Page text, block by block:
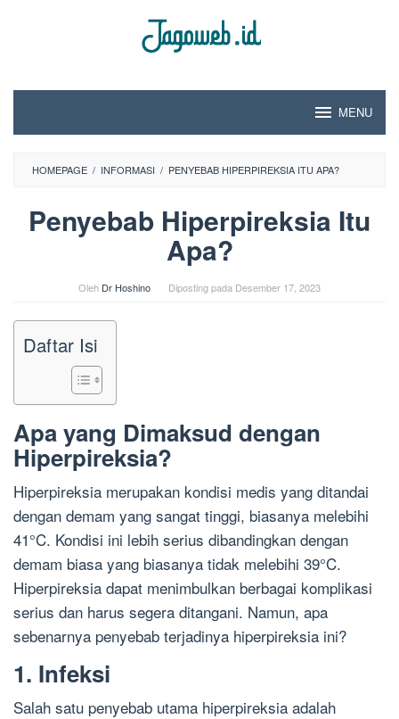
MENU
HOMEPAGE / INFORMASI / PENYEBAB HIPERPIREKSIA ITU APA?
Penyebab Hiperpireksia Itu
Apa?
Oleh Dr Hoshino Diposting pada Desember 17, 2023
Daftar Isi
Apa yang Dimaksud dengan
Hiperpireksia?
Hiperpireksia merupakan kondisi medis yang ditandai
dengan demam yang sangat tinggi, biasanya melebihi
41°C. Kondisi ini lebih serius dibandingkan dengan
demam biasa yang biasanya tidak melebihi 39°C.
Hiperpireksia dapat menimbulkan berbagai komplikasi
serius dan harus segera ditangani. Namun, apa
sebenarnya penyebab terjadinya hiperpireksia ini?
1. Infeksi
Salah satu penyebab utama hiperpireksia adalah